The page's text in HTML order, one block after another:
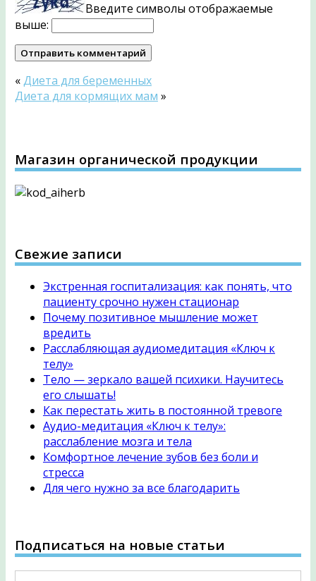
Введите символы отображаемые
выше:
«Диета для беременных
Диета для кормящих мам »
Магазин органической продукции
Свежие записи
Экстренная госпитализация: как понять, что
пациенту срочно нужен стационар
Почему позитивное мышление может
вредить
Расслабляющая аудиомедитация «Ключ к
телу»
Тело — зеркало вашей психики. Научитесь
его слышать!
Как перестать жить в постоянной тревоге
Аудио-медитация «Ключ к телу»:
расслабление мозга и тела
Комфортное лечение зубов без боли и
стресса
Для чего нужно за все благодарить
Подписаться на новые статьи